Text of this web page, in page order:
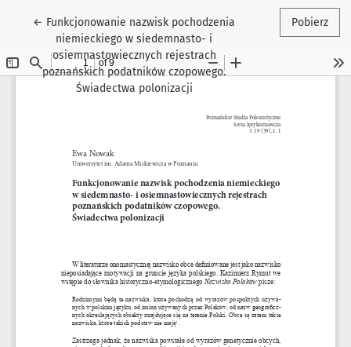
← Wróć do szczegółów artykułu
Funkcjonowanie nazwisk pochodzenia
niemieckiego w siedemnasto- i
osiemnastowiecznych rejestrach
poznańskich podatników czopowego.
Świadectwa polonizacji
Pobierz